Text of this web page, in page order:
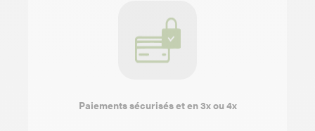
Paiements sécurisés et en 3x ou 4x